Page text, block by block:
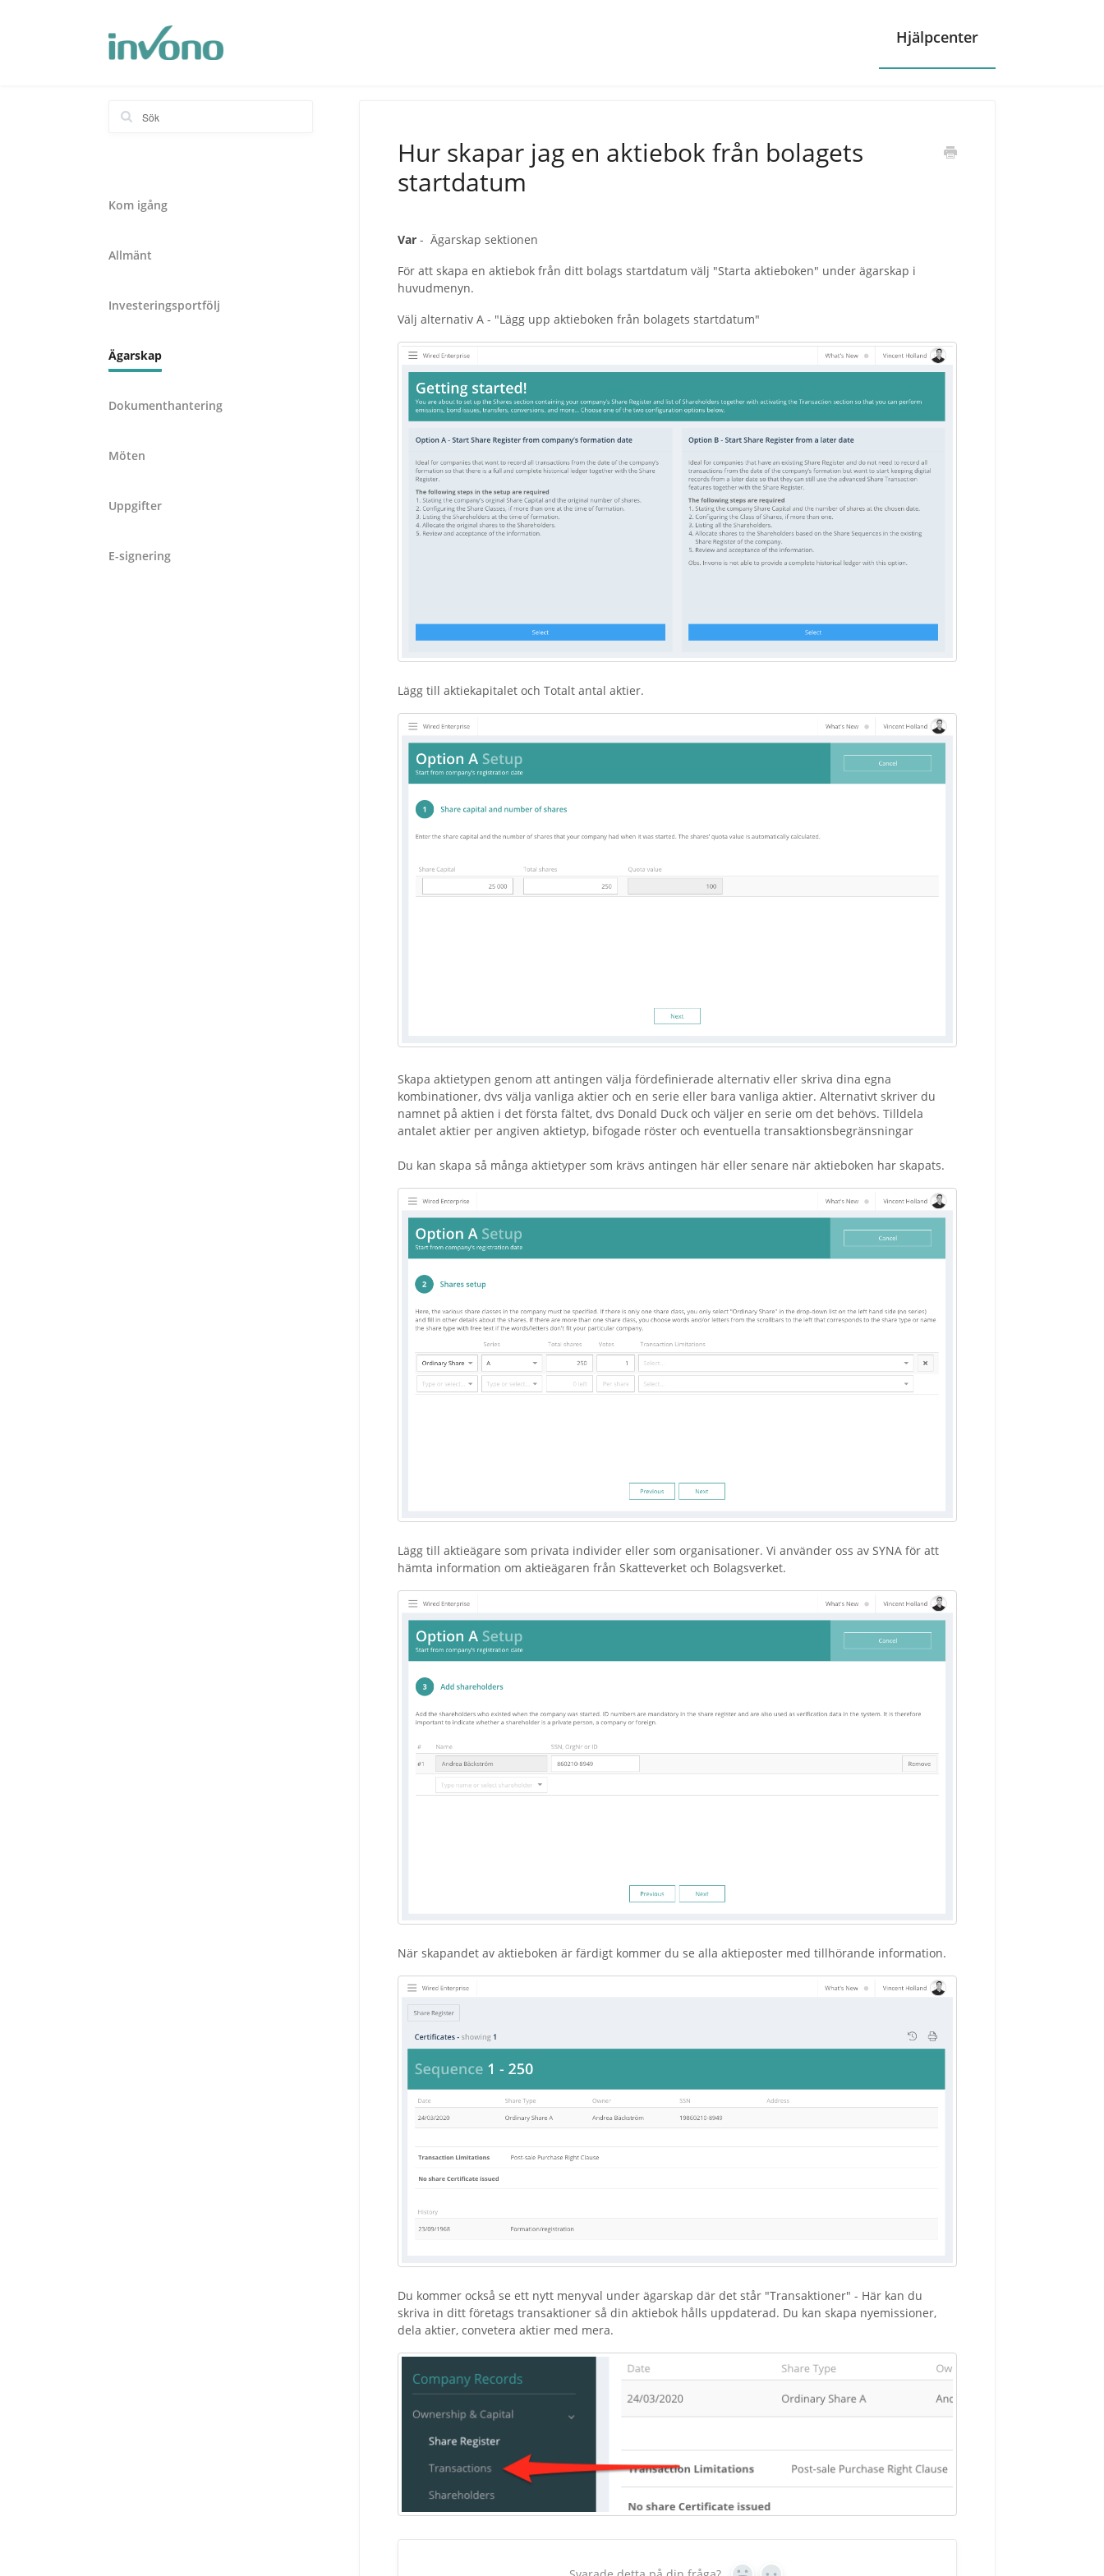
Hur skapar jag en aktiebok från bolagets
startdatum
Var- Ägarskap sektionen
För att skapa en aktiebok från ditt bolags startdatum välj "Starta aktieboken" under ägarskap i
huvudmenyn.
Välj alternativ A - "Lägg upp aktieboken från bolagets startdatum"
Lägg till aktiekapitalet och Totalt antal aktier.
Skapa aktietypen genom att antingen välja fördefinierade alternativ eller skriva dina egna
kombinationer, dvs välja vanliga aktier och en serie eller bara vanliga aktier. Alternativt skriver du
namnet på aktien i det första fältet, dvs Donald Duck och väljer en serie om det behövs. Tilldela
antalet aktier per angiven aktietyp, bifogade röster och eventuella transaktionsbegränsningar
Du kan skapa så många aktietyper som krävs antingen här eller senare när aktieboken har skapats.
Lägg till aktieägare som privata individer eller som organisationer. Vi använder oss av SYNA för att
hämta information om aktieägaren från Skatteverket och Bolagsverket.
När skapandet av aktieboken är färdigt kommer du se alla aktieposter med tillhörande information.
Du kommer också se ett nytt menyval under ägarskap där det står "Transaktioner" - Här kan du
skriva in ditt företags transaktioner så din aktiebok hålls uppdaterad. Du kan skapa nyemissioner,
dela aktier, convetera aktier med mera.
Kom igång
Allmänt
Investeringsportfölj
Ägarskap
Dokumenthantering
Möten
Uppgifter
E-signering